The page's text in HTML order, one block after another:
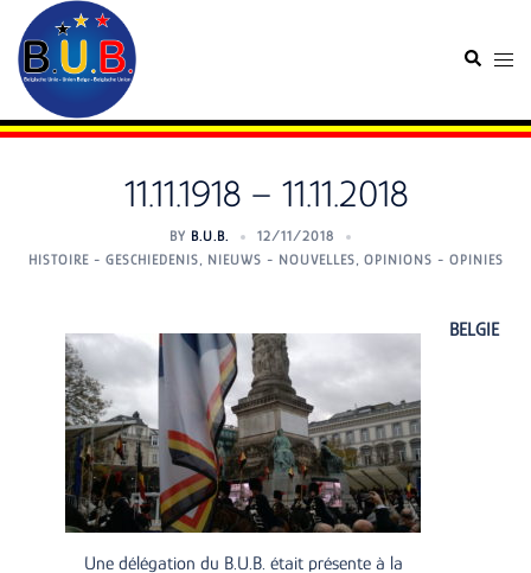
content
Search
11.11.1918 – 11.11.2018
BY B.U.B.
12/11/2018
HISTOIRE - GESCHIEDENIS, NIEUWS - NOUVELLES, OPINIONS - OPINIES
Une délégation du B.U.B. était présente à la
BELGIE